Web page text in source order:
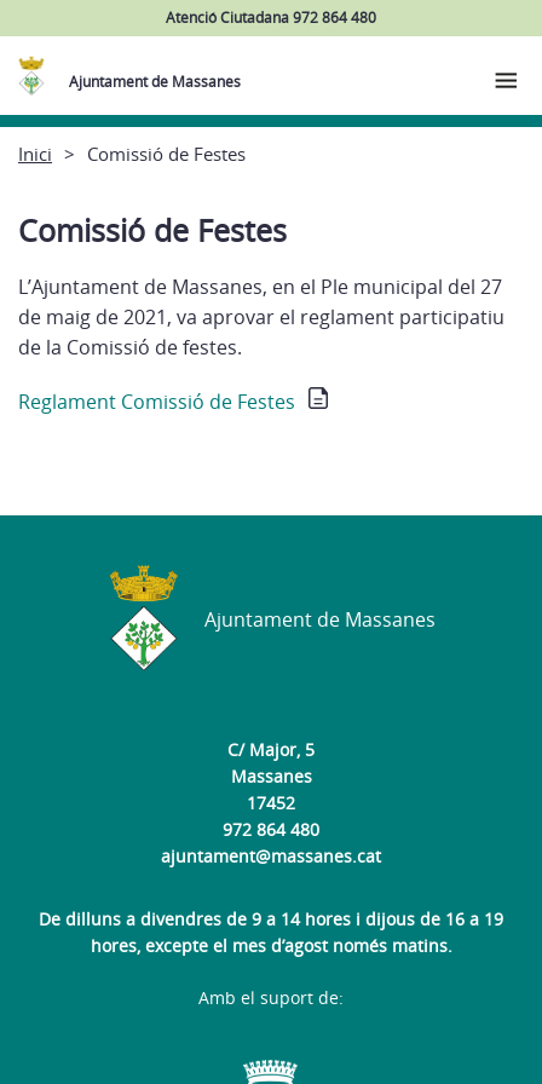
Atenció Ciutadana 972 864 480
Ajuntament de Massanes
Inici Comissió de Festes
Comissió de Festes
L’Ajuntament de Massanes, en el Ple municipal del 27
de maig de 2021, va aprovar el reglament participatiu
de la Comissió de festes.
Reglament Comissió de Festes
C/ Major, 5
Massanes
17452
972 864 480
ajuntament@massanes.cat
De dilluns a divendres de 9 a 14 hores i dijous de 16 a 19
hores, excepte el mes d’agost només matins.
Ajuntament de Massanes
Amb el suport de: